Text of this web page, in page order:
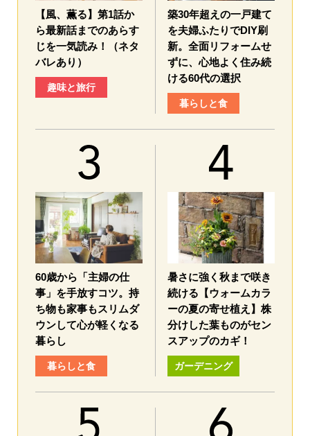
【風、薫る】第1話か
ら最新話までのあらす
じを一気読み！（ネタ
バレあり）
趣味と旅行
築30年超えの一戸建て
を夫婦ふたりでDIY刷
新。全面リフォームせ
ずに、心地よく住み続
ける60代の選択
暮らしと食
60歳から「主婦の仕
事」を手放すコツ。持
ち物も家事もスリムダ
ウンして心が軽くなる
暮らし
暮らしと食
暑さに強く秋まで咲き
続ける【ウォームカラ
ーの夏の寄せ植え】株
分けした葉ものがセン
スアップのカギ！
ガーデニング